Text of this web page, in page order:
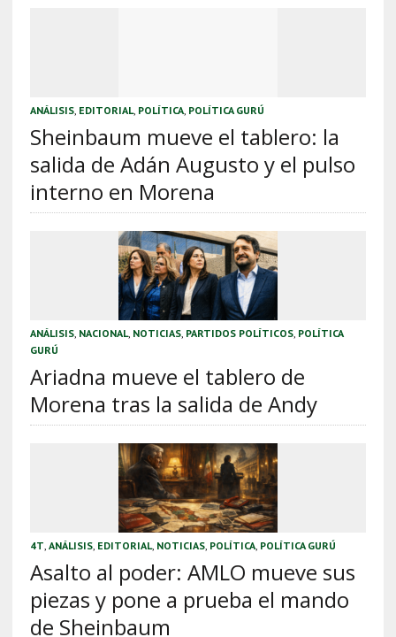
ANÁLISIS, EDITORIAL, POLÍTICA, POLÍTICA GURÚ
Sheinbaum mueve el tablero: la
salida de Adán Augusto y el pulso
interno en Morena
ANÁLISIS, NACIONAL, NOTICIAS, PARTIDOS POLÍTICOS, POLÍTICA
GURÚ
Ariadna mueve el tablero de
Morena tras la salida de Andy
4T ANÁLISIS, EDITORIAL, NOTICIAS, POLÍTICA, POLÍTICA GURÚ
Asalto al poder: AMLO mueve sus
piezas y pone a prueba el mando
de Sheinbaum